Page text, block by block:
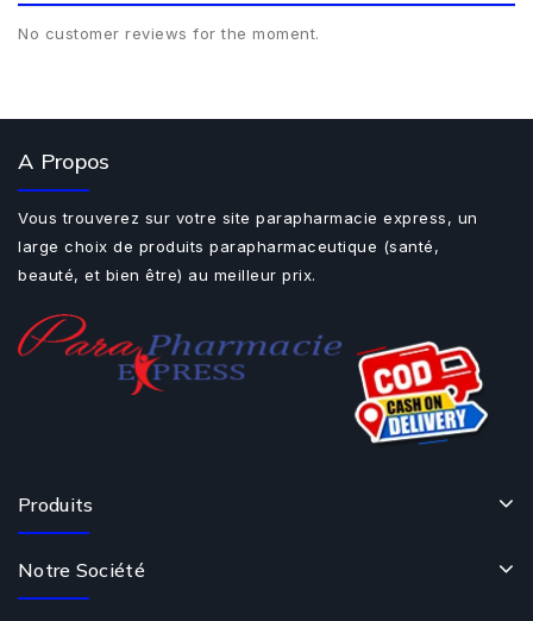
No customer reviews for the moment.
A Propos
Vous trouverez sur votre site parapharmacie express, un
large choix de produits parapharmaceutique (santé,
beauté, et bien être) au meilleur prix.
Produits
Notre Société